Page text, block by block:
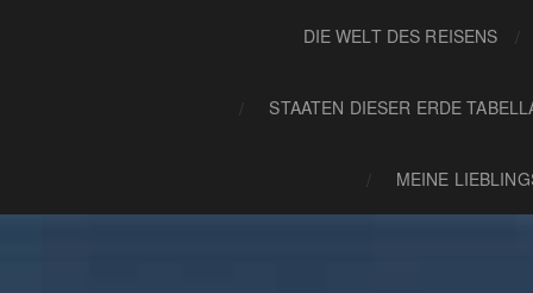
DIE WELT DES REISENS
STAATEN DIESER ERDE
MEINE